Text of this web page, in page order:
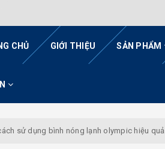
CHỦ GIỚI THIỆU SẢN PHẨM
sử dụng bình nóng lạnh olympic hiệu quả